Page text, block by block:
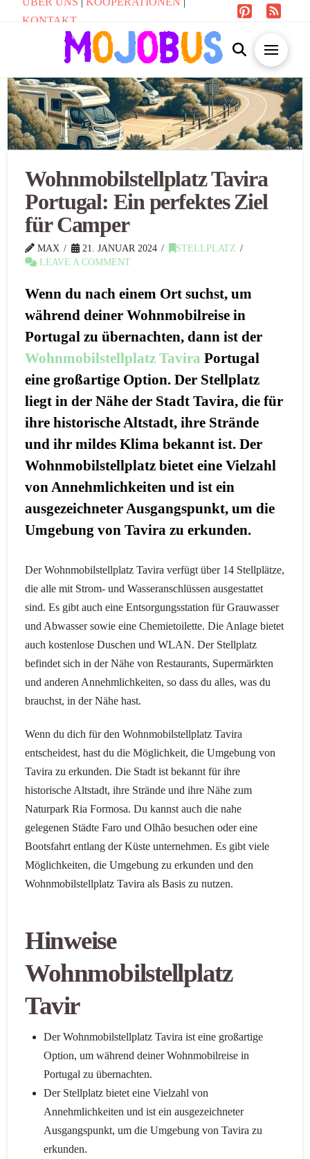
KONTAKT
Wohnmobilstellplatz Tavira
Portugal: Ein perfektes Ziel
für Camper
MAX 21. JANUAR 2024
STELLPLATZ
LEAVE A COMMENT
Wenn du nach einem Ort suchst, um
während deiner Wohnmobilreise in
Portugal zu übernachten, dann ist der
Wohnmobilstellplatz Tavira Portugal
eine großartige Option. Der Stellplatz
liegt in der Nähe der Stadt Tavira, die für
ihre historische Altstadt, ihre Strände
und ihr mildes Klima bekannt ist. Der
Wohnmobilstellplatz bietet eine Vielzahl
von Annehmlichkeiten und ist ein
ausgezeichneter Ausgangspunkt, um die
Umgebung von Tavira zu erkunden.
Der Wohnmobilstellplatz Tavira verfügt über 14 Stellplätze,
die alle mit Strom- und Wasseranschlüssen ausgestattet
sind. Es gibt auch eine Entsorgungsstation für Grauwasser
und Abwasser sowie eine Chemietoilette. Die Anlage bietet
auch kostenlose Duschen und WLAN. Der Stellplatz
befindet sich in der Nähe von Restaurants, Supermärkten
und anderen Annehmlichkeiten, so dass du alles, was du
brauchst, in der Nähe hast.
Wenn du dich für den Wohnmobilstellplatz Tavira
entscheidest, hast du die Möglichkeit, die Umgebung von
Tavira zu erkunden. Die Stadt ist bekannt für ihre
historische Altstadt, ihre Strände und ihre Nähe zum
Naturpark Ria Formosa. Du kannst auch die nahe
gelegenen Städte Faro und Olhão besuchen oder eine
Bootsfahrt entlang der Küste unternehmen. Es gibt viele
Möglichkeiten, die Umgebung zu erkunden und den
Wohnmobilstellplatz Tavira als Basis zu nutzen.
Hinweise
Wohnmobilstellplatz
Tavir
Der Wohnmobilstellplatz Tavira ist eine großartige
Option, um während deiner Wohnmobilreise in
Portugal zu übernachten.
Der Stellplatz bietet eine Vielzahl von
Annehmlichkeiten und ist ein ausgezeichneter
Ausgangspunkt, um die Umgebung von Tavira zu
erkunden.